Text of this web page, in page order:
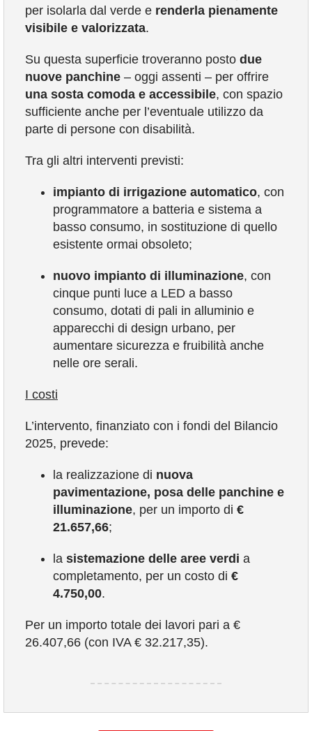
per isolarla dal verde e renderla pienamente
visibile e valorizzata.
Su questa superficie troveranno posto due
nuove panchine– oggi assenti – per offrire
una sosta comoda e accessibile, con spazio
sufficiente anche per l’eventuale utilizzo da
parte di persone con disabilità.
Tra gli altri interventi previsti:
impianto di irrigazione automatico, con
programmatore a batteria e sistema a
basso consumo, in sostituzione di quello
esistente ormai obsoleto;
nuovo impianto di illuminazione, con
cinque punti luce a LED a basso
consumo, dotati di pali in alluminio e
apparecchi di design urbano, per
aumentare sicurezza e fruibilità anche
nelle ore serali.
I costi
L’intervento, finanziato con i fondi del Bilancio
2025, prevede:
la realizzazione di nuova
pavimentazione, posa delle panchine e
illuminazione, per un importo di €
21.657,66;
la sistemazione delle aree verdi a
completamento, per un costo di €
4.750,00.
Per un importo totale dei lavori pari a €
26.407,66 (con IVA € 32.217,35).